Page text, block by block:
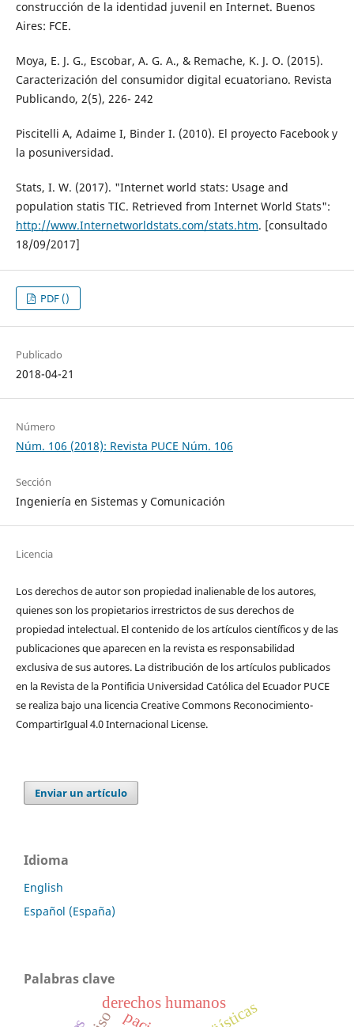
construcción de la identidad juvenil en Internet. Buenos
Aires: FCE.
Moya, E. J. G., Escobar, A. G. A., & Remache, K. J. O. (2015).
Caracterización del consumidor digital ecuatoriano. Revista
Publicando, 2(5), 226- 242
Piscitelli A, Adaime I, Binder I. (2010). El proyecto Facebook y
la posuniversidad.
Stats, I. W. (2017). "Internet world stats: Usage and
population statis TIC. Retrieved from Internet World Stats":
http://www.Internetworldstats.com/stats.htm. [consultado
18/09/2017]
PDF ()
Publicado
2018-04-21
Número
Núm. 106 (2018): Revista PUCE Núm. 106
Sección
Ingeniería en Sistemas y Comunicación
Licencia
Los derechos de autor son propiedad inalienable de los autores,
quienes son los propietarios irrestrictos de sus derechos de
propiedad intelectual. El contenido de los artículos científicos y de las
publicaciones que aparecen en la revista es responsabilidad
exclusiva de sus autores. La distribución de los artí­culos publicados
en la Revista de la Pontificia Universidad Católica del Ecuador PUCE
se realiza bajo una licencia Creative Commons Reconocimiento-
CompartirIgual 4.0 Internacional License.
Enviar un artículo
Idioma
English
Español (España)
Palabras clave
derechos humanos